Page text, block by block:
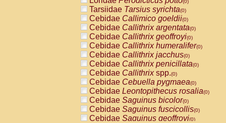
(0)
Tarsiidae Tarsius syrichta(0)
Cebidae Callimico goeldii(0)
Cebidae Callithrix argentata(0)
Cebidae Callithrix geoffroyi(0)
Cebidae Callithrix humeralifer(0)
Cebidae Callithrix jacchus(0)
Cebidae Callithrix penicillata(0)
Cebidae Callithrixspp.(0)
Cebidae Cebuella pygmaea(0)
Cebidae Leontopithecus rosalia(0)
Cebidae Saguinus bicolor(0)
Cebidae Saguinus fuscicollis(0)
Cebidae Saguinus geoffroyi(0)